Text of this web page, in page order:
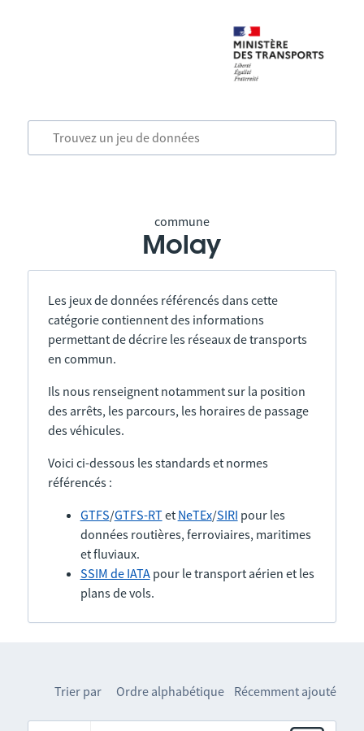
commune
Molay
Les jeux de données référencés dans cette
catégorie contiennent des informations
permettant de décrire les réseaux de transports
en commun.
Ils nous renseignent notamment sur la position
des arrêts, les parcours, les horaires de passage
des véhicules.
Voici ci-dessous les standards et normes
référencés :
GTFS/GTFS-RTet NeTEx/SIRI pour les
données routières, ferroviaires, maritimes
et fluviaux.
SSIM de IATApour le transport aérien et les
plans de vols.
Trier par Ordre alphabétique Récemment ajouté